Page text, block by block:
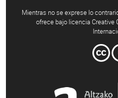
Mientras no se exprese lo
ofrece bajo licencia Creative